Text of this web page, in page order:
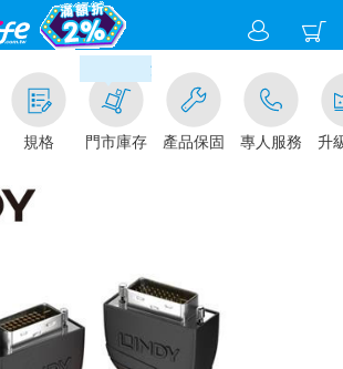
規格
滿千元門市取貨現折1%(部分
門市庫存 產品保固 專人服務 升